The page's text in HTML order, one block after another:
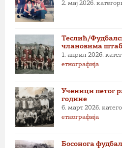
2. мај 2026.
Теслић/
члановима
1. април 2026.
етнографија
Ученици петог
године
6. март 2026.
етнографија
Босонога